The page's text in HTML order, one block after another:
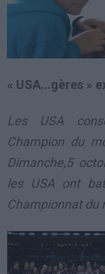
« USA…gères »
Les USA
Champion du
Dimanche,5
les USA ont
Championnat du